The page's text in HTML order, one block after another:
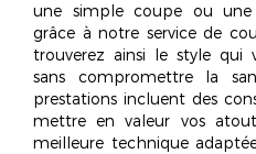
une simple coupe ou
grâce à notre service de
trouverez ainsi le style qui
sans compromettre la
prestations incluent des
mettre en valeur vos
meilleure technique